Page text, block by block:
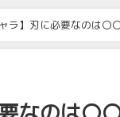
ャラ】刃に必要なのは〇